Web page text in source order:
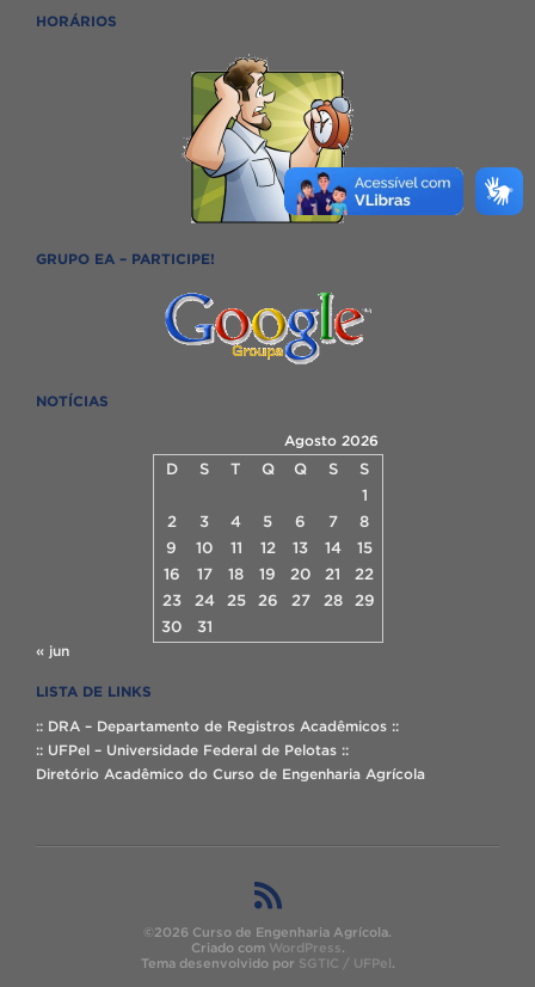
HORÁRIOS
GRUPO EA – PARTICIPE!
NOTÍCIAS
Agosto 2026
D S T Q Q S
S
1
2
3 4 5 6 7
8
9
10 11 12 13 14
15
16
17 18 19 20 21
22
23
24 25 26 27 28
29
30
31
« jun
LISTA DE LINKS
:: DRA – Departamento de Registros Acadêmicos ::
:: UFPel – Universidade Federal de Pelotas ::
Diretório Acadêmico do Curso de Engenharia Agrícola
©2026 Curso de Engenharia Agrícola.
Criado com WordPress.
Tema desenvolvido por SGTIC / UFPel.